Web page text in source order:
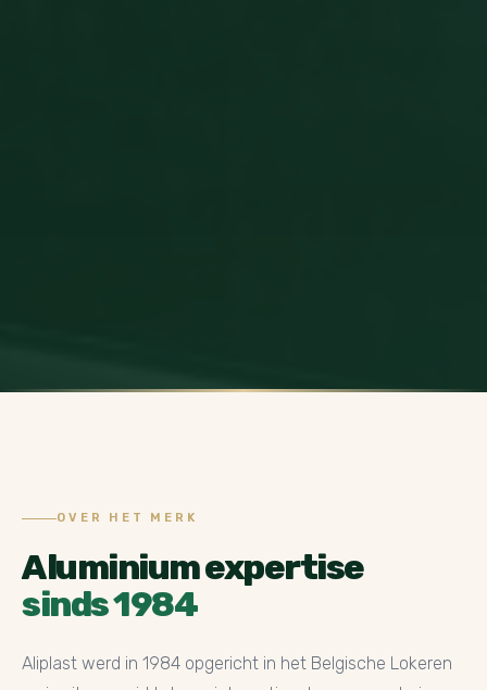
OVER HET MERK
Aluminium expertise
sinds 1984
Aliplast werd in 1984 opgericht in het Belgische Lokeren